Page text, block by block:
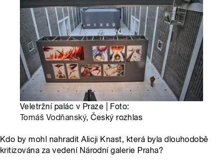
Veletržní palác v Praze | Foto:
Tomáš Vodňanský, Český rozhlas
Kdo by mohl nahradit Alicji Knast, která byla dlouhodobě
kritizována za vedení Národní galerie Praha?